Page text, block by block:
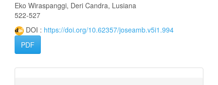
Eko Wiraspanggi, Deri Candra, Lusiana
522-527
DOI : https://doi.org/10.62357/joseamb.v5i1.994
PDF